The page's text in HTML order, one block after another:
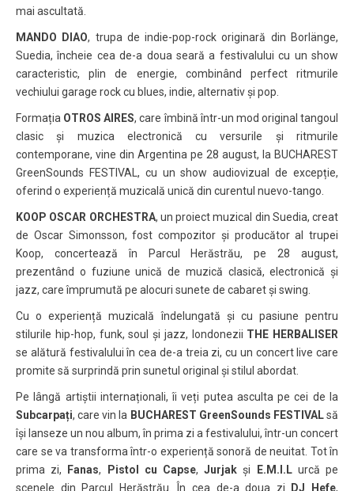
mai ascultată.
MANDO DIAO, trupa de indie-pop-rock originară din Borlänge,
Suedia, încheie cea de-a doua seară a festivalului cu un show
caracteristic, plin de energie, combinând perfect ritmurile
vechiului garage rock cu blues, indie, alternativ și pop.
Formația OTROS AIRES, care îmbină într-un mod original tangoul
clasic și muzica electronică cu versurile și ritmurile
contemporane, vine din Argentina pe 28 august, la BUCHAREST
GreenSounds FESTIVAL, cu un show audiovizual de excepție,
oferind o experiență muzicală unică din curentul nuevo-tango.
KOOP OSCAR ORCHESTRA, un proiect muzical din Suedia, creat
de Oscar Simonsson, fost compozitor și producător al trupei
Koop, concertează în Parcul Herăstrău, pe 28 august,
prezentând o fuziune unică de muzică clasică, electronică și
jazz, care împrumută pe alocuri sunete de cabaret și swing.
Cu o experiență muzicală îndelungată și cu pasiune pentru
stilurile hip-hop, funk, soul și jazz, londonezii THE HERBALISER
se alătură festivalului în cea de-a treia zi, cu un concert live care
promite să surprindă prin sunetul original și stilul abordat.
Pe lângă artiștii internaționali, îi veți putea asculta pe cei de la
Subcarpați, care vin la BUCHAREST GreenSounds FESTIVALsă
își lanseze un nou album, în prima zi a festivalului, într-un concert
care se va transforma într-o experiență sonoră de neuitat. Tot în
prima zi,
Fanas, Pistol cu Capse,Jurjak și E.M.I.Lurcă pe
scenele din Parcul Herăstrău. În cea de-a doua zi
DJ Hefe,